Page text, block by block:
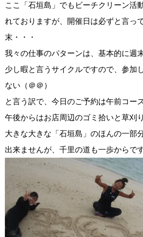
ここ「石垣島」でもビーチクリーン活
れておりますが、開催日は必ずと言っ
末・・・
我々の仕事のパターンは、基本的に週
少し暇と言うサイクルですので、参加
ない（＠＠）
と言う訳で、今日のご予約は午前コー
午後からはお店周辺のゴミ拾いと草刈
大きな大きな「石垣島」のほんの一部
出来ませんが、千里の道も一歩からで